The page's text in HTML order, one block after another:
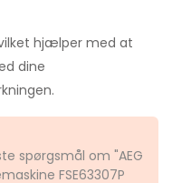
hjælper med at
dine
spørgsmål om "AEG
FSE63307P